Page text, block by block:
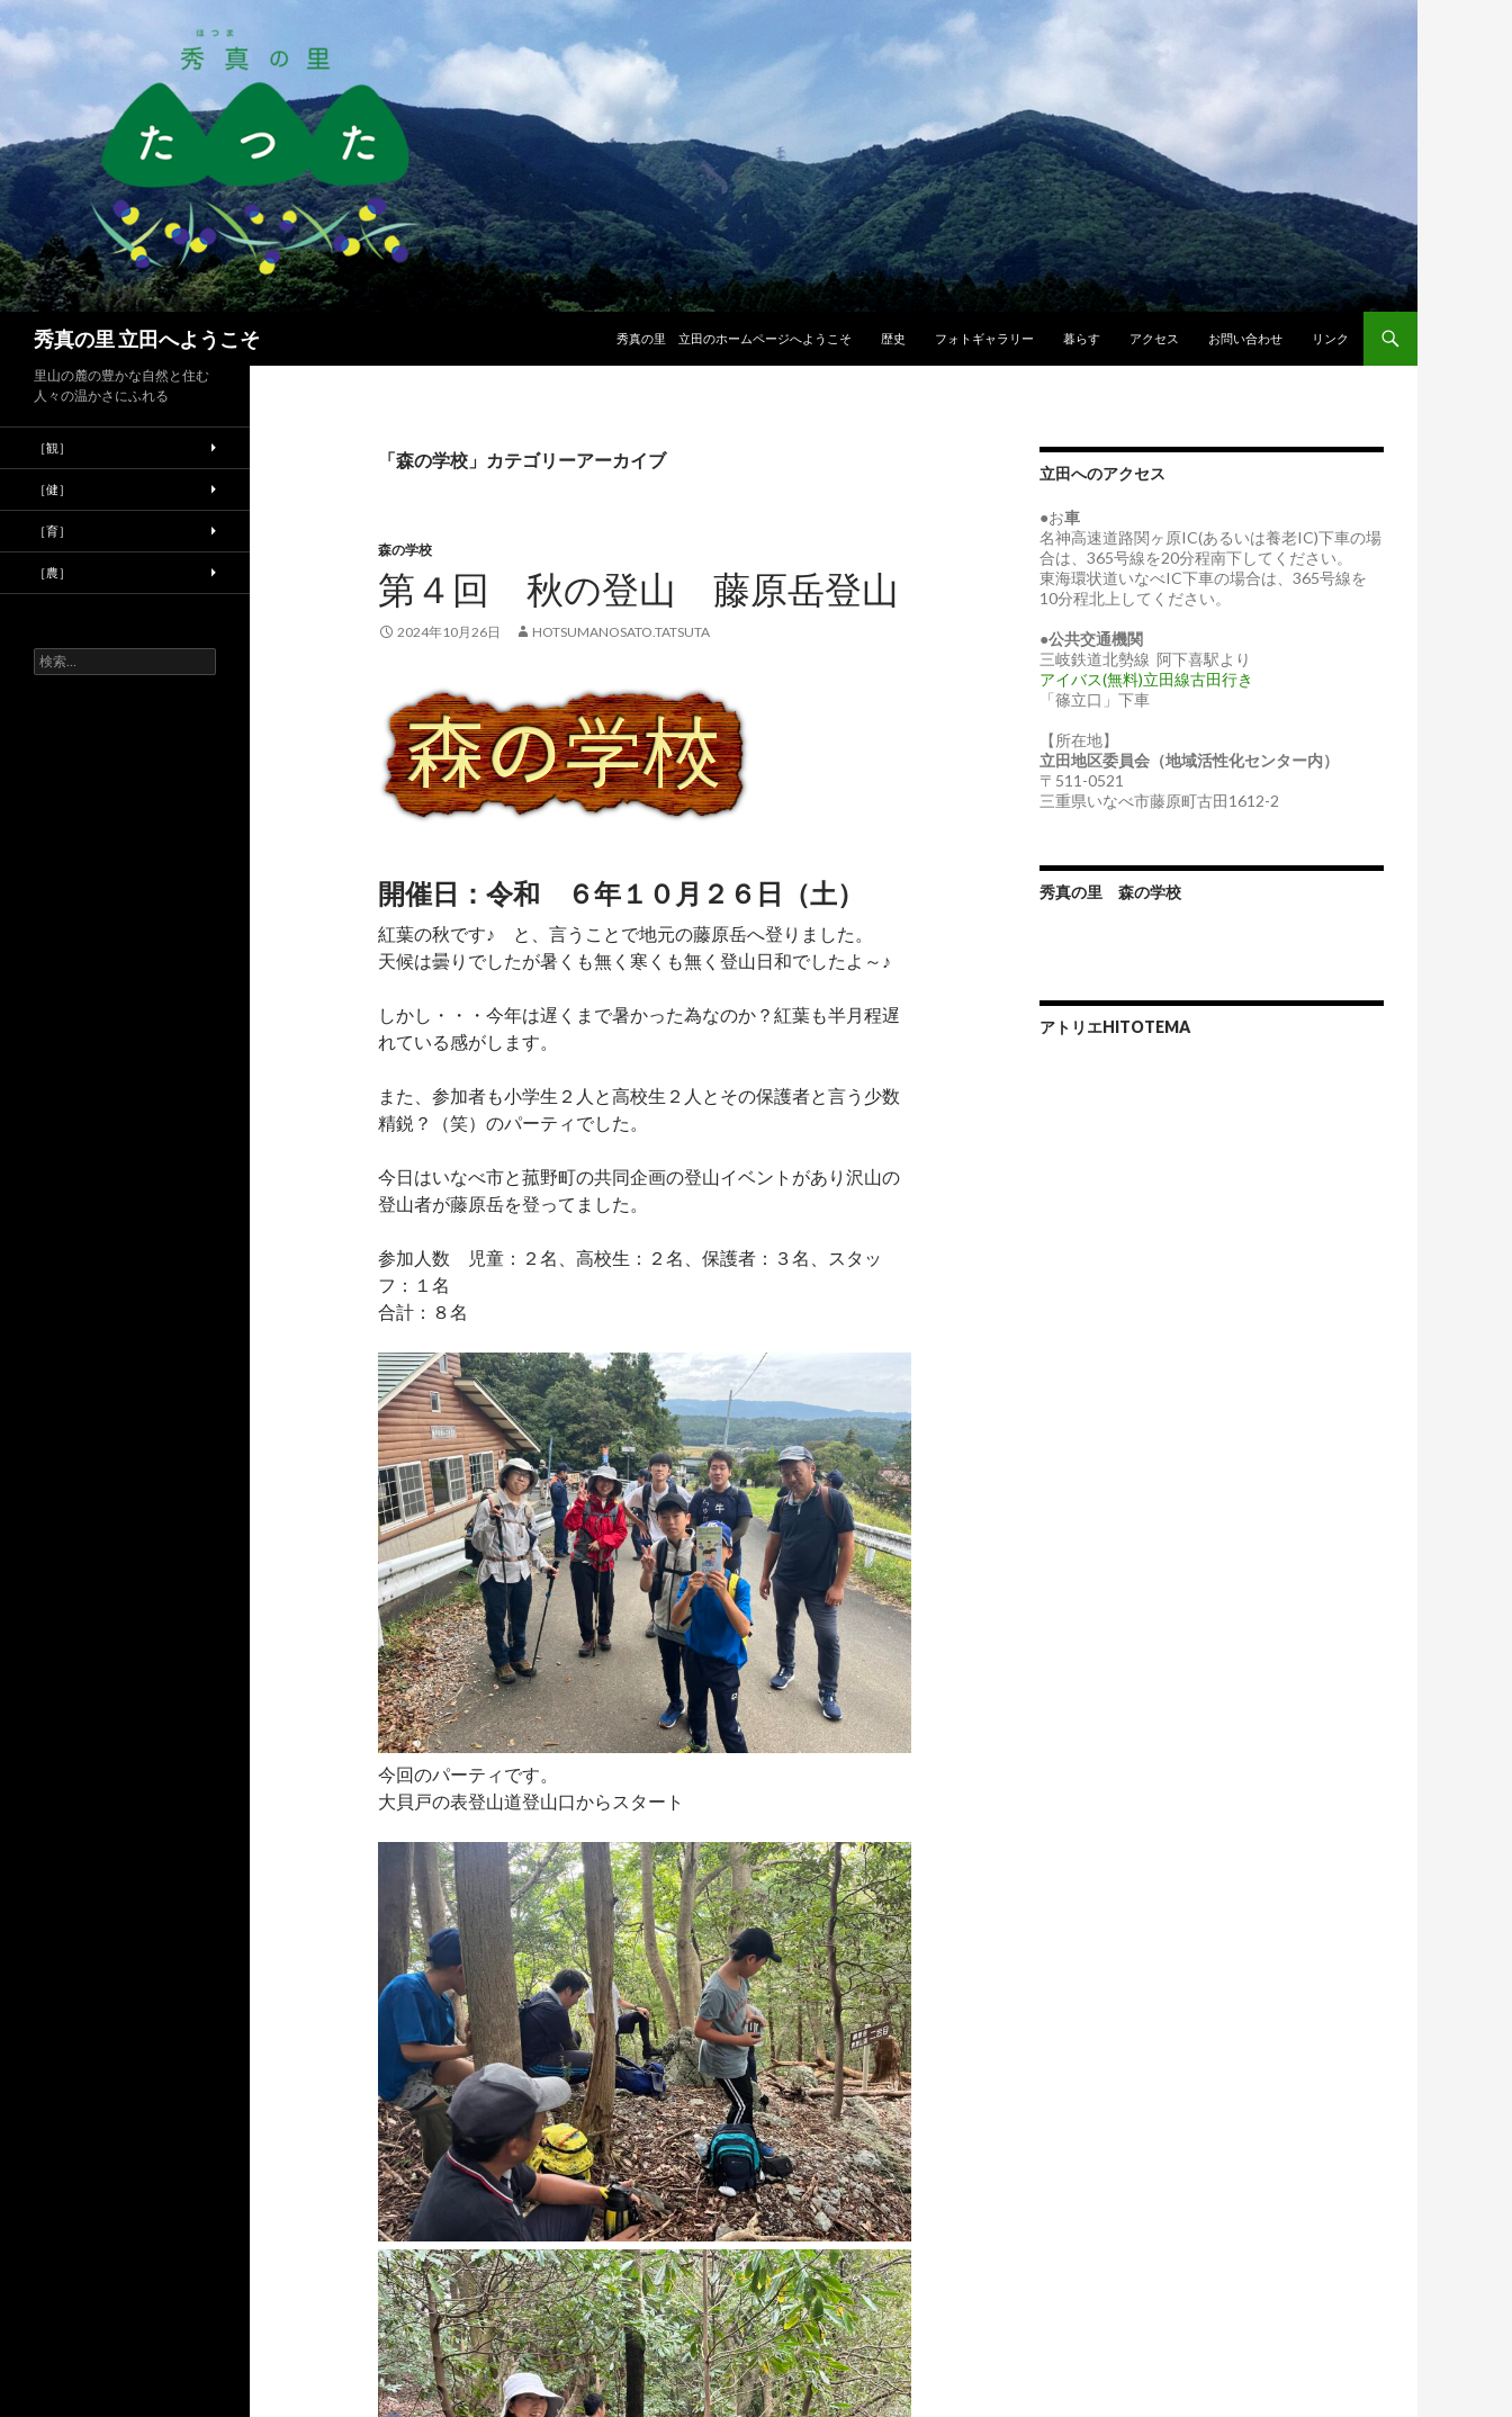
秀真の里 立田へようこそ
秀真の里 立田のホームページへようこそ
歴史 フォトギャラリー 暮らす アクセス お問い合わせ リンク
「森の学校」カテゴリーアーカイブ
森の学校
第４回 秋の登山 藤原岳登山
2024年10月26日 HOTSUMANOSATO.TATSUTA
開催日：令和 ６年１０ 月２６ 日（土）
紅葉の秋です♪ と、言うことで地元の藤原岳へ登りました。
天候は曇りでしたが暑くも無く寒くも無く登山日和でしたよ～♪
しかし・・・今年は遅くまで暑かった為なのか？紅葉も半月程遅
れている感がします。
また、参加者も小学生２人と高校生２人とその保護者と言う少数
精鋭？（笑）のパーティでした。
今日はいなべ市と菰野町の共同企画の登山イベントがあり沢山の
登山者が藤原岳を登ってました。
参加人数 児童：２名、高校生：２名、保護者：３名、スタッ
フ：１名
合計：８名
今回のパーティです。
大貝戸の表登山道登山口からスタート
立田へのアクセス
●お車
名神高速道路関ヶ原IC(あるいは養老IC)下車の場
合は、365号線を20分程南下してください。
東海環状道いなべIC下車の場合は、365号線を
10分程北上してください。
●公共交通機関
三岐鉄道北勢線 阿下喜駅より
アイバス(無料)立田線古田行き
「篠立口」下車
【所在地】
立田地区委員会（地域活性化センター内）
〒511-0521
三重県いなべ市藤原町古田1612-2
秀真の里 森の学校
アトリエHITOTEMA
里山の麓の豊かな自然と住む
人々の温かさにふれる
［観］
［健］
［育］
［農］
検
索: